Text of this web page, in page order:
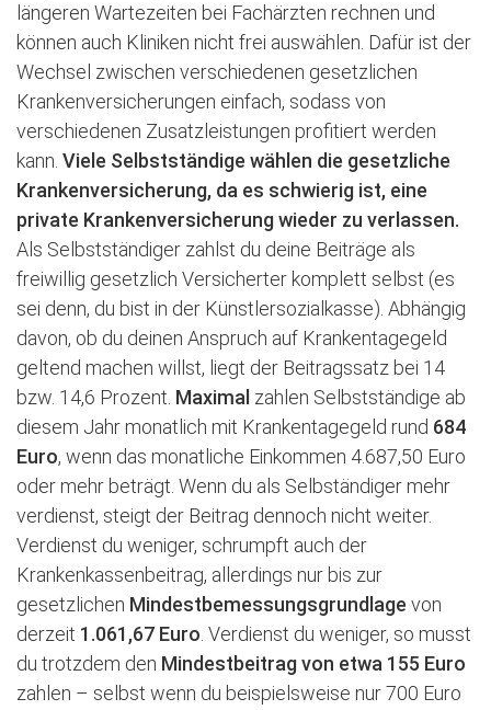
längeren Wartezeiten bei Fachärzten rechnen und
können auch Kliniken nicht frei auswählen. Dafür ist der
Wechsel zwischen verschiedenen gesetzlichen
Krankenversicherungen einfach, sodass von
verschiedenen Zusatzleistungen profitiert werden
kann. Viele Selbstständige wählen die gesetzliche
Krankenversicherung, da es schwierig ist, eine
private Krankenversicherung wieder zu verlassen.
Als Selbstständiger zahlst du deine Beiträge als
freiwillig gesetzlich Versicherter komplett selbst (es
sei denn, du bist in der Künstlersozialkasse). Abhängig
davon, ob du deinen Anspruch auf Krankentagegeld
geltend machen willst, liegt der Beitragssatz bei 14
bzw. 14,6 Prozent. Maximal zahlen Selbstständige ab
diesem Jahr monatlich mit Krankentagegeld rund 684
Euro, wenn das monatliche Einkommen 4.687,50 Euro
oder mehr beträgt. Wenn du als Selbständiger mehr
verdienst, steigt der Beitrag dennoch nicht weiter.
Verdienst du weniger, schrumpft auch der
Krankenkassenbeitrag, allerdings nur bis zur
gesetzlichen Mindestbemessungsgrundlage von
derzeit 1.061,67 Euro. Verdienst du weniger, so musst
du trotzdem den Mindestbeitrag von etwa 155 Euro
zahlen – selbst wenn du beispielsweise nur 700 Euro